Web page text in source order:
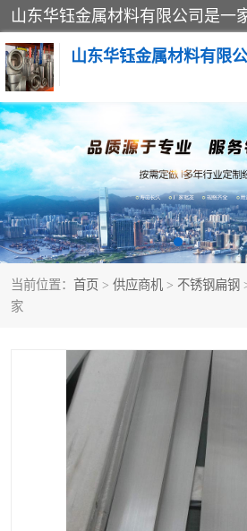
山东华钰金属材料有限
当前位置： 首页 > 供应商机 > 不锈钢扁钢
家
不锈钢管 激
管件标准件 不
不锈钢人孔 不
不锈钢角钢 不
不锈钢封头 不
不锈钢阀门 不
不锈钢扁钢